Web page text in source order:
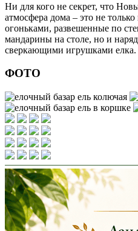
Ни для кого не секрет, что
атмосфера дома – это не
огоньками, развешенные по
мандарины на столе, но и
сверкающими игрушками елка.
ФОТО